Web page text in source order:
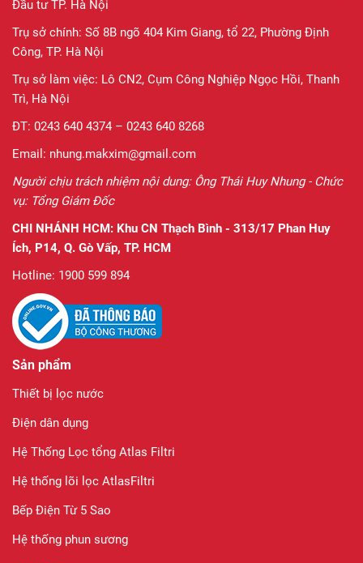
Đầu tư TP. Hà Nội
Trụ sở chính: Số 8B ngõ 404 Kim Giang, tổ 22, Phường Định
Công, TP. Hà Nội
Trụ sở làm việc: Lô CN2, Cụm Công Nghiệp Ngọc Hồi, Thanh
Trì, Hà Nội
ĐT: 0243 640 4374 – 0243 640 8268
Email: nhung.makxim@gmail.com
Người chịu trách nhiệm nội dung: Ông Thái Huy Nhung - Chức
vụ: Tổng Giám Đốc
CHI NHÁNH HCM: Khu CN Thạch Bình - 313/17 Phan Huy
Ích, P14, Q. Gò Vấp, TP. HCM
Hotline: 1900 599 894
Sản phẩm
Thiết bị lọc nước
Điện dân dụng
Hệ Thống Lọc tổng Atlas Filtri
Hệ thống lõi lọc AtlasFiltri
Bếp Điện Từ 5 Sao
Hệ thống phun sương